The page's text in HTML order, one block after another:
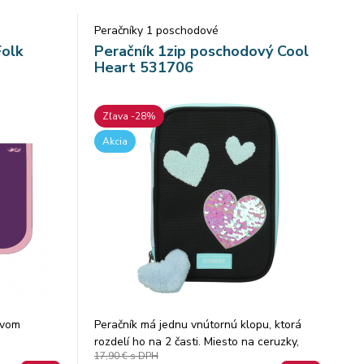
na
poklady.
aj
je
Peračníky 1 poschodové
Peračník 1zip poschodový Cool
Heart 531706
Zľava -28%
Akcia
Peračník má jednu vnútornú klopu, ktorá
rozdelí ho na 2 časti. Miesto na ceruzky,
miesto na gumu alebo iné
17,90 €s DPH